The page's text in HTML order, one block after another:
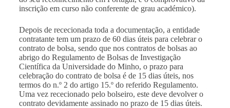
inscrição em curso não conferente de grau académico).
Depois de rececionada toda a documentação, a entidade
contratante tem um prazo de 60 dias úteis para celebrar o
contrato de bolsa, sendo que nos contratos de bolsas ao
abrigo do Regulamento de Bolsas de Investigação
Científica da Universidade do Minho, o prazo para
celebração do contrato de bolsa é de 15 dias úteis, nos
termos do n.º 2 do artigo 15.º do referido Regulamento.
Uma vez rececionado pelo bolseiro, este deve devolver o
contrato devidamente assinado no prazo de 15 dias úteis.